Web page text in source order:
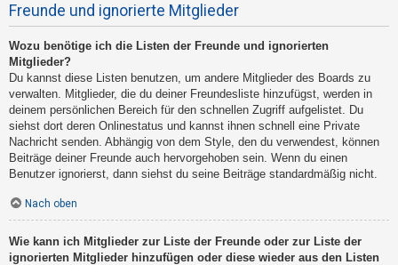
Freunde und ignorierte Mitglieder
Wozu benötige ich die Listen der Freunde und ignorierten
Mitglieder?
Du kannst diese Listen benutzen, um andere Mitglieder des Boards zu
verwalten. Mitglieder, die du deiner Freundesliste hinzufügst, werden in
deinem persönlichen Bereich für den schnellen Zugriff aufgelistet. Du
siehst dort deren Onlinestatus und kannst ihnen schnell eine Private
Nachricht senden. Abhängig von dem Style, den du verwendest, können
Beiträge deiner Freunde auch hervorgehoben sein. Wenn du einen
Benutzer ignorierst, dann siehst du seine Beiträge standardmäßig nicht.
Nach oben
Wie kann ich Mitglieder zur Liste der Freunde oder zur Liste der
ignorierten Mitglieder hinzufügen oder diese wieder aus den Listen